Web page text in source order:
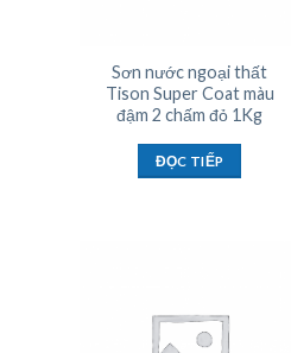
Sơn nước ngoại thất
Tison Super Coat màu
đậm 2 chấm đỏ 1Kg
ĐỌC TIẾP